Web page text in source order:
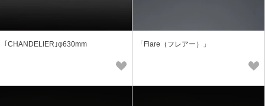
｢CHANDELIER｣φ630mm 「Flare（フレアー）」